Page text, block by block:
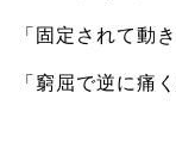
「固定されて動
「窮屈で逆に痛